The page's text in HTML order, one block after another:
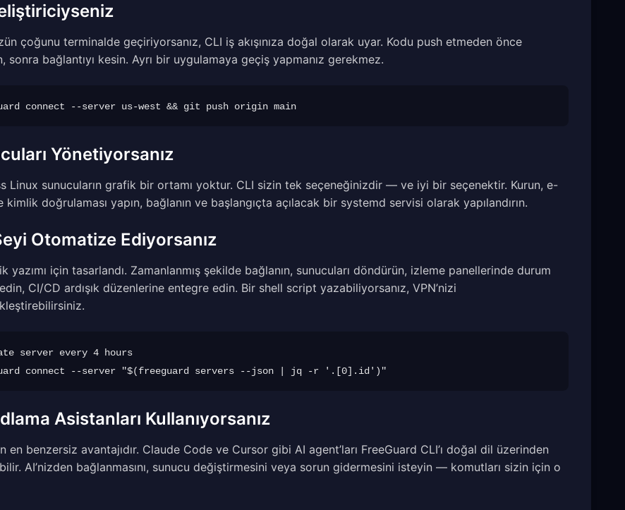
çoğunu terminalde geçiriyorsanız, CLI iş akışınıza doğal olarak uyar. Kodu push etmeden önce
sonra bağlantıyı kesin. Ayrı bir uygulamaya geçiş yapmanız gerekmez.
Yönetiyorsanız
Linux sunucuların grafik bir ortamı yoktur. CLI sizin tek seçeneğinizdir — ve iyi bir seçenektir. Kurun, e-
kimlik doğrulaması yapın, bağlanın ve başlangıçta açılacak bir systemd servisi olarak yapılandırın.
Otomatize Ediyorsanız
yazımı için tasarlandı. Zamanlanmış şekilde bağlanın, sunucuları döndürün, izleme panellerinde durum
CI/CD ardışık düzenlerine entegre edin. Bir shell script yazabiliyorsanız, VPN’nizi
server every 4 hours
Asistanları Kullanıyorsanız
en benzersiz avantajıdır. Claude Code ve Cursor gibi AI agent’ları FreeGuard CLI’ı doğal dil üzerinden
AI’nizden bağlanmasını, sunucu değiştirmesini veya sorun gidermesini isteyin — komutları sizin için o